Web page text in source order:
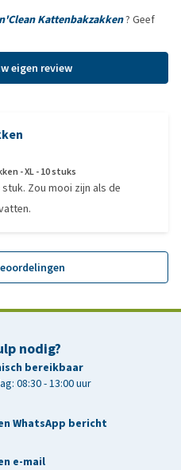
Kattenbakzakken? Geef
eigen review
- XL - 10 stuks
Zou mooi zijn als de
nodig?
bereikbaar
08:30 - 13:00 uur
WhatsApp bericht
e-mail